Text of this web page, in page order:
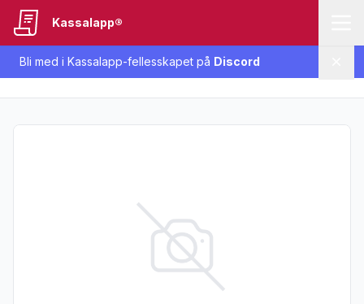
Bli med i Kassalapp-fellesskapet på Discord
Kassalapp®